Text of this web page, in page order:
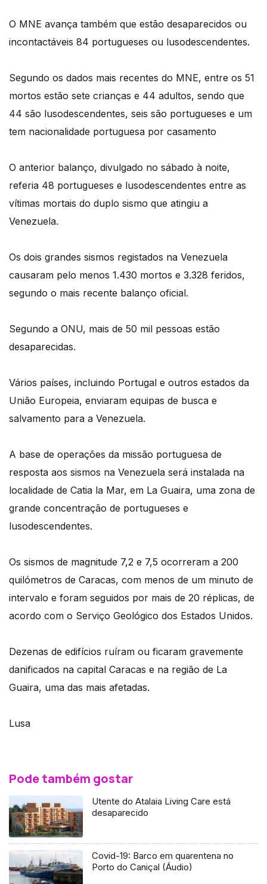
O MNE avança também que estão desaparecidos ou
incontactáveis 84 portugueses ou lusodescendentes.
Segundo os dados mais recentes do MNE, entre os 51
mortos estão sete crianças e 44 adultos, sendo que
44 são lusodescendentes, seis são portugueses e um
tem nacionalidade portuguesa por casamento
O anterior balanço, divulgado no sábado à noite,
referia 48 portugueses e lusodescendentes entre as
vítimas mortais do duplo sismo que atingiu a
Venezuela.
Os dois grandes sismos registados na Venezuela
causaram pelo menos 1.430 mortos e 3.328 feridos,
segundo o mais recente balanço oficial.
Segundo a ONU, mais de 50 mil pessoas estão
desaparecidas.
Vários países, incluindo Portugal e outros estados da
União Europeia, enviaram equipas de busca e
salvamento para a Venezuela.
A base de operações da missão portuguesa de
resposta aos sismos na Venezuela será instalada na
localidade de Catia la Mar, em La Guaira, uma zona de
grande concentração de portugueses e
lusodescendentes.
Os sismos de magnitude 7,2 e 7,5 ocorreram a 200
quilómetros de Caracas, com menos de um minuto de
intervalo e foram seguidos por mais de 20 réplicas, de
acordo com o Serviço Geológico dos Estados Unidos.
Dezenas de edifícios ruíram ou ficaram gravemente
danificados na capital Caracas e na região de La
Guaira, uma das mais afetadas.
Lusa
Pode também gostar
Utente do Atalaia Living Care está
desaparecido
Covid-19: Barco em quarentena no
Porto do Caniçal (Áudio)